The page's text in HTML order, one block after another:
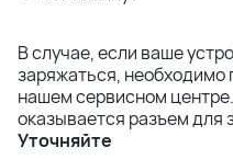
Samsung S24 FE
Samsung S25 (S931)
В случае, если ваше
заряжаться, необходимо
нашем сервисном
оказывается разъем для
Уточняйте